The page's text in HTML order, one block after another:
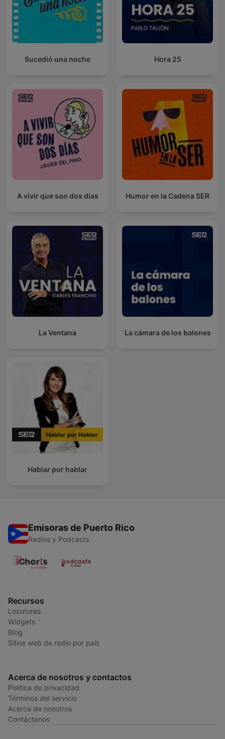
Sucedió una noche Hora 25
A vivir que son dos días Humor en la Cadena SER
La Ventana La cámara de los balones
Hablar por hablar
Emisoras de Puerto Rico
Radios y Podcasts
Recursos
Locutores
Widgets
Blog
Sitios web de radio por país
Acerca de nosotros y contactos
Política de privacidad
Términos del servicio
Acerca de nosotros
Contáctenos